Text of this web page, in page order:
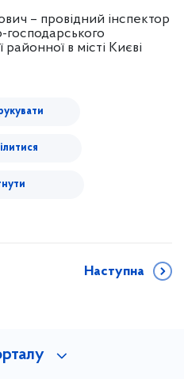
– провідний інспектор
господарського
в місті Києві
Наступна